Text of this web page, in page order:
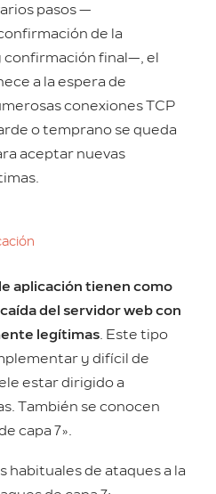
pasos —
de la
confirmación final—, el
a la espera de
conexiones TCP
o temprano se queda
aceptar nuevas
aplicación tienen como
del servidor web con
legítimas. Este tipo
y difícil de
estar dirigido a
También se conocen
capa 7».
habituales de ataques a la